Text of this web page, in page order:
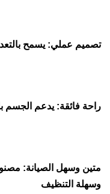
تصميم عملي: يسمح
راحة فائقة: يدعم الجسم
متين وسهل الصيانة:
وسهلة التنظيف